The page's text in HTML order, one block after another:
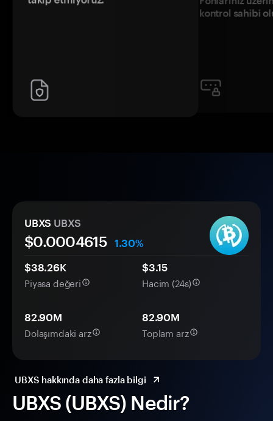
kontrol sahibi
UBXS (UBXS) Nedir?
UBXS UBXS
$0.0004615
1.30%
$38.26K
Piyasa değeri
$3.15
Hacim (24s)
82.90M
Dolaşımdaki arz
82.90M
Toplam arz
UBXS hakkında daha fazla bilgi